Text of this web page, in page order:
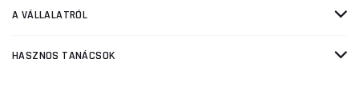
A VÁLLALATRÓL
HASZNOS TANÁCSOK